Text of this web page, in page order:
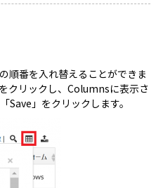
順番を入れ替えることができま
クリックし、Columnsに表示さ
Save」をクリックします。